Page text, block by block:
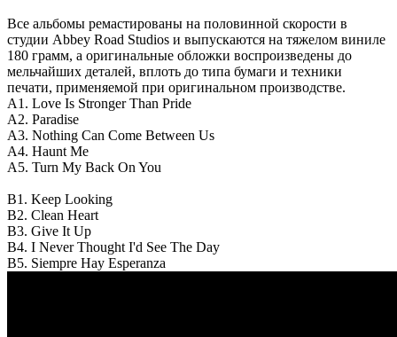
Все альбомы ремастированы на половинной скорости в
студии Abbey Road Studios и выпускаются на тяжелом виниле
180 грамм, а оригинальные обложки воспроизведены до
мельчайших деталей, вплоть до типа бумаги и техники
печати, применяемой при оригинальном производстве.
A1. Love Is Stronger Than Pride
A2. Paradise
A3. Nothing Can Come Between Us
A4. Haunt Me
A5. Turn My Back On You
B1. Keep Looking
B2. Clean Heart
B3. Give It Up
B4. I Never Thought I'd See The Day
B5. Siempre Hay Esperanza